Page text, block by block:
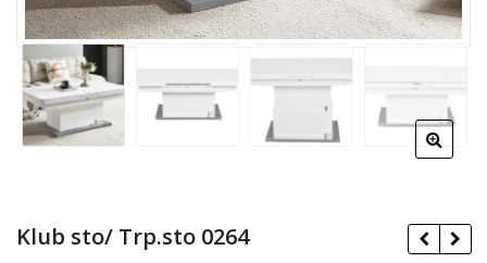
Klub sto/ Trp.sto 0264